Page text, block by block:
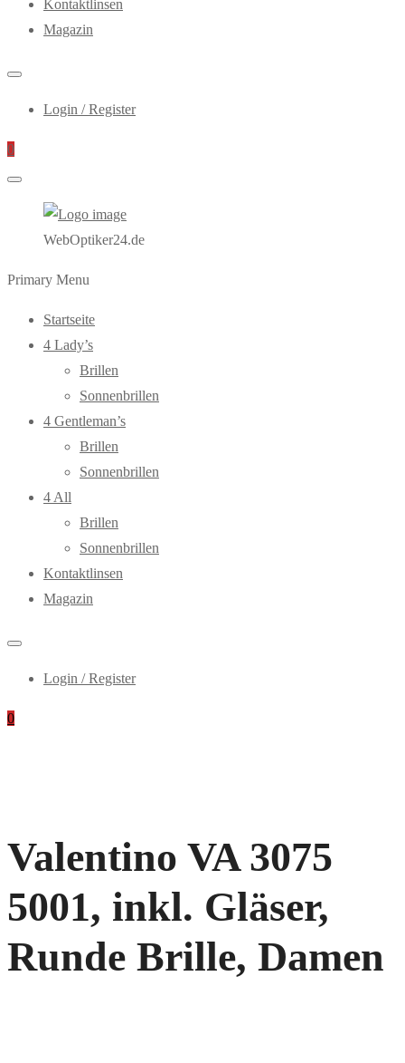
Kontaktlinsen
Magazin
Login / Register
0
WebOptiker24.de
Primary Menu
Startseite
4 Lady’s
Brillen
Sonnenbrillen
4 Gentleman’s
Brillen
Sonnenbrillen
4 All
Brillen
Sonnenbrillen
Kontaktlinsen
Magazin
Login / Register
0
Valentino VA 3075
5001, inkl. Gläser,
Runde Brille, Damen